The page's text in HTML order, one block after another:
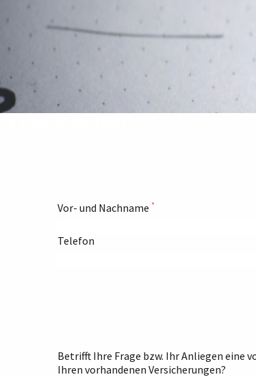
Vor- und Nachname *
Telefon
Betrifft Ihre Frage bzw. Ihr Anliegen eine
Ihren vorhandenen Versicherungen?